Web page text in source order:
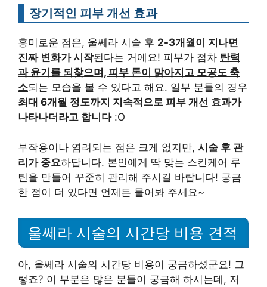
장기적인 피부 개선 효과
흥미로운 점은, 울쎄라 시술 후 2-3개월이 지나면
진짜 변화가 시작된다는 거에요! 피부가 점차 탄력
과 윤기를 되찾으며, 피부 톤이 맑아지고 모공도 축
소되는 모습을 볼 수 있다고 해요. 일부 분들의 경우
최대 6개월 정도까지 지속적으로 피부 개선 효과가
나타나더라고 합니다:O
부작용이나 염려되는 점은 크게 없지만, 시술 후 관
리가 중요하답니다. 본인에게 딱 맞는 스킨케어 루
틴을 만들어 꾸준히 관리해 주시길 바랍니다! 궁금
한 점이 더 있다면 언제든 물어봐 주세요~
울쎄라 시술의 시간당 비용 견적
아, 울쎄라 시술의 시간당 비용이 궁금하셨군요! 그
렇죠? 이 부분은 많은 분들이 궁금해 하시는데, 저